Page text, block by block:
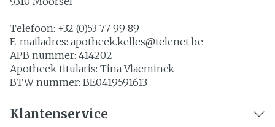
Telefoon: +32 (0)53 77 99 89
E-mailadres: apotheek.kelles@telenet.be
APB nummer: 414202
Apotheek titularis: Tina Vlaeminck
BTW nummer: BE0419591613
Klantenservice